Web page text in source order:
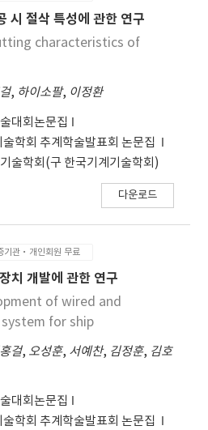
시 절삭 특성에 관한 연구
characteristics of
, 하이소팔, 이정환
대회논문집
학회 추계학술발표회 논문집
술학회(구 한국기계기술학회)
다운로드
기관·개인회원 무료
치 개발에 관한 연구
of wired and
for ship
걸, 오성훈, 서예찬, 김정훈, 김호
대회논문집
학회 추계학술발표회 논문집